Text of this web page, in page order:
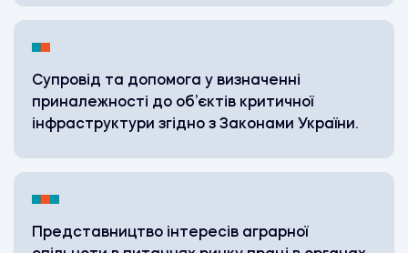
Супровід та допомога у визначенні
приналежності до об’єктів критичної
інфраструктури згідно з Законами України.
Представництво інтересів аграрної